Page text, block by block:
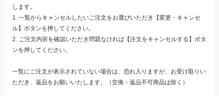
します。
1. 一覧からキャンセルしたいご注文をお選びいただき【変更・キャンセ
ル】ボタンを押してください。
2. ご注文内容を確認いただき問題なければ【注文をキャンセルする】ボタ
ンを押してください。
一覧にご注文が表示されていない場合は、恐れ入りますが、お受け取りい
ただき、返品をお願いいたします。（交換・返品不可商品は除く）